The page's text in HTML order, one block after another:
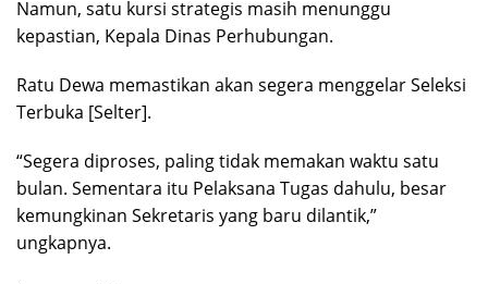
Namun, satu kursi strategis masih menunggu
kepastian, Kepala Dinas Perhubungan.
Ratu Dewa memastikan akan segera menggelar Seleksi
Terbuka [Selter].
“Segera diproses, paling tidak memakan waktu satu
bulan. Sementara itu Pelaksana Tugas dahulu, besar
kemungkinan Sekretaris yang baru dilantik,”
ungkapnya.